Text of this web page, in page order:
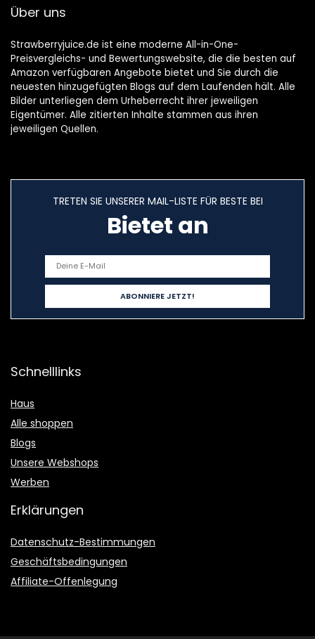
Über uns
Strawberryjuice.de ist eine moderne All-in-One-
Preisvergleichs- und Bewertungswebsite, die die besten auf
Amazon verfügbaren Angebote bietet und Sie durch die
neuesten hinzugefügten Blogs auf dem Laufenden hält. Alle
Bilder unterliegen dem Urheberrecht ihrer jeweiligen
Eigentümer. Alle zitierten Inhalte stammen aus ihren
jeweiligen Quellen.
TRETEN SIE UNSERER MAIL-LISTE FÜR BESTE BEI
Bietet an
Schnelllinks
Haus
Alle shoppen
Blogs
Unsere Webshops
Werben
Erklärungen
Datenschutz-Bestimmungen
Geschäftsbedingungen
Affiliate-Offenlegung